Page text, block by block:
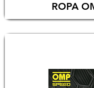
ROPA